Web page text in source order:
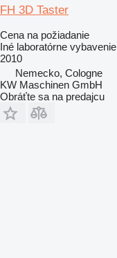
FH 3D Taster
Cena na požiadanie
Iné laboratórne vybavenie
2010
Nemecko, Cologne
KW Maschinen GmbH
Obráťte sa na predajcu